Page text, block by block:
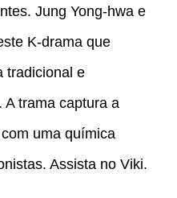
Jung Yong-hwa e
K-drama que
tradicional e
A trama captura a
uma química
Assista no Viki.